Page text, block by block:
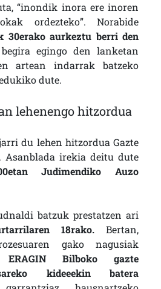
“inondik inora ere inoren
ordezteko”. Norabide
30erako aurkeztu berri den
egingo den lanketan
artean indarrak batzeko
dute.
lehenengo hitzordua
du lehen hitzordua Gazte
Asanblada irekia deitu dute
Judimendiko Auzo
batzuk prestatzen ari
18rako.Bertan,
gako nagusiak
ERAGIN Bilboko gazte
kideeekin batera